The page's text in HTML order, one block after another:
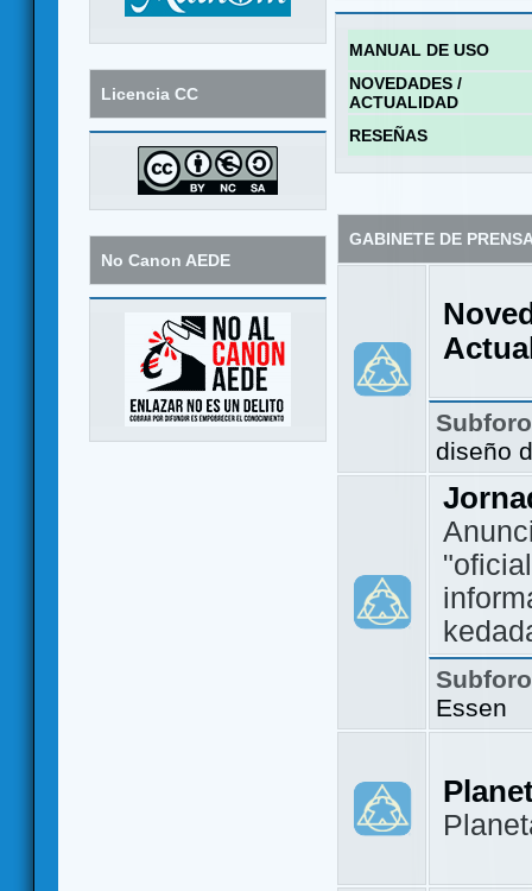
Licencia CC
No Canon AEDE
MANUAL DE USO
NOVEDADES /
ACTUALIDAD
RESEÑAS
GABINETE DE
diseño
Essen